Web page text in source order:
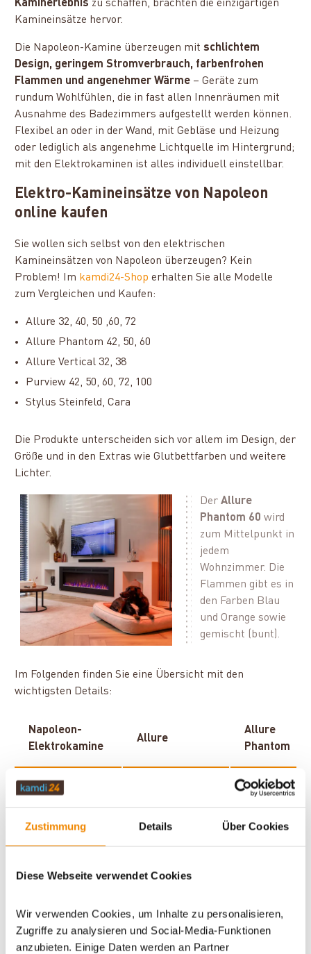
Zustimmung Details Über Cookies
Diese Webseite verwendet Cookies
Wir verwenden Cookies, um Inhalte zu personalisieren,
Zugriffe zu analysieren und Social-Media-Funktionen
anzubieten. Einige Daten werden an Partner
Kaminerlebnis zu schaffen, brachten die einzigartigen
Kamineinsätze hervor.
Die Napoleon-Kamine überzeugen mitschlichtem
Design, geringem Stromverbrauch, farbenfrohen
Flammen und angenehmer Wärme – Geräte zum
rundum Wohlfühlen, die in fast allen Innenräumen mit
Ausnahme des Badezimmers aufgestellt werden können.
Flexibel an oder in der Wand, mit Gebläse und Heizung
oder lediglich als angenehme Lichtquelle im Hintergrund;
mit den Elektrokaminen ist alles individuell einstellbar.
Elektro-Kamineinsätze von Napoleon
online kaufen
Sie wollen sich selbst von den elektrischen
Kamineinsätzen von Napoleon überzeugen? Kein
Problem! Im kamdi24-Shop erhalten Sie alle Modelle
zum Vergleichen und Kaufen:
Allure 32, 40, 50 ,60, 72
Allure Phantom 42, 50, 60
Allure Vertical 32, 38
Purview 42, 50, 60, 72, 100
Stylus Steinfeld, Cara
Die Produkte unterscheiden sich vor allem im Design, der
Größe und in den Extras wie Glutbettfarben und weitere
Lichter.
Der Allure
Phantom 60 wird
zum Mittelpunkt in
jedem
Wohnzimmer. Die
Flammen gibt es in
den Farben Blau
und Orange sowie
gemischt (bunt).
Im Folgenden finden Sie eine Übersicht mit den
wichtigsten Details:
Napoleon-
Elektrokamine
Allure
Allure
Phantom
Sichtscheibe
1 x frontal
Farbe,
Geschwindigkei
t
bunt
Helligkeit (aus
bis hell)
Helligkeit
bis hell)